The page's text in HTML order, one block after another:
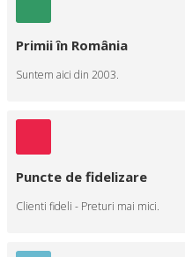
Primii în România
Suntem aici din 2003.
Puncte de fidelizare
Clienti fideli - Preturi mai mici.